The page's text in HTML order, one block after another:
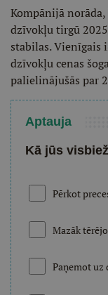
Kompānijā
dzīvokļu tirgū
stabilas. Vienīgais
dzīvokļu cenas
palielinājušās par
Aptauja
Kā jūs
Pērkot
Mazāk
Paņemot uz